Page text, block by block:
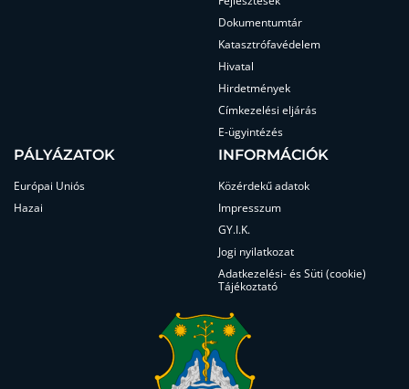
Dokumentumtár
Katasztrófavédelem
Hivatal
Hirdetmények
Címkezelési eljárás
E-ügyintézés
PÁLYÁZATOK
Európai Uniós
Hazai
INFORMÁCIÓK
Közérdekű adatok
Impresszum
GY.I.K.
Jogi nyilatkozat
Adatkezelési- és Süti (cookie)
Tájékoztató